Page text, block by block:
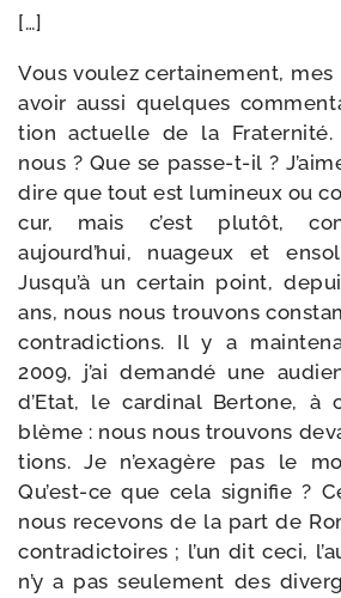
[…]
Vous vou­lez cer­tai­ne­ment, mes
avoir aus­si quelques
tion actuelle de la Fraternité.
nous ? Que se passe-​t-​il ?
dire que tout est lumi­neux ou
cur, mais c’est plu­tôt,
aujourd’hui, nua­geux et
Jusqu’à un cer­tain point,
ans, nous nous trou­vons
contra­dic­tions. Il y a
2009, j’ai deman­dé une
d’Etat, le car­di­nal Bertone,
blème : nous nous trou­vons
tions. Je n’exagère pas le
Qu’est-ce que cela signi­fie ?
nous rece­vons de la part de
contra­dic­toires ; l’un dit ceci,
n’y a pas seule­ment des